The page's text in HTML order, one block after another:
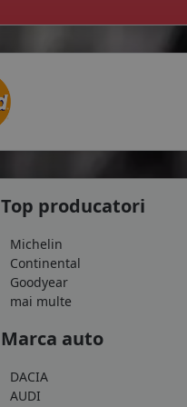
Top producatori
Michelin
Continental
Goodyear
mai multe
Marca auto
DACIA
AUDI